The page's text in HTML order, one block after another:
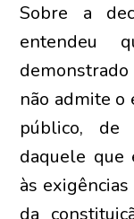
Sobre a
entendeu
não admite o
público, de
daquele que
às
da